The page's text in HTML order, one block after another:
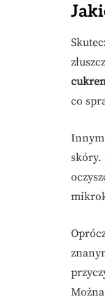
co
Innym
skóry.